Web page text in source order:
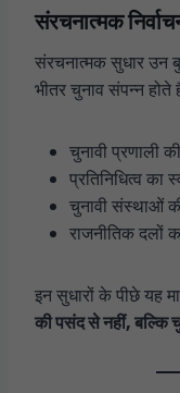
संरचनात्मक
संरचनात्मक सुधार उन
भीतर चुनाव संपन्न
चुनावी प्रणाली
प्रतिनिधित्व का
चुनावी संस्थाओं
राजनीतिक दलों
इन सुधारों के पीछे यह
की पसंद से नहीं, बल्कि